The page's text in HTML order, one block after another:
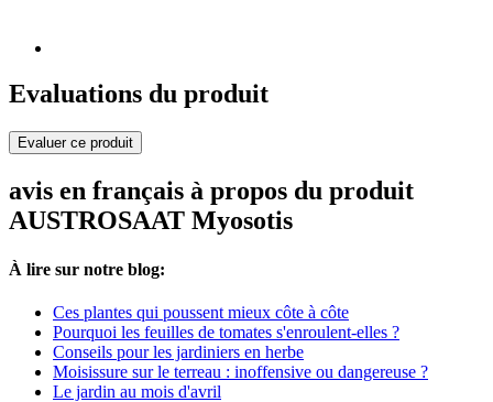
Evaluations du produit
Evaluer ce produit
avis en français à propos du produit
AUSTROSAAT Myosotis
À lire sur notre blog:
Ces plantes qui poussent mieux côte à côte
Pourquoi les feuilles de tomates s'enroulent-elles ?
Conseils pour les jardiniers en herbe
Moisissure sur le terreau : inoffensive ou dangereuse ?
Le jardin au mois d'avril